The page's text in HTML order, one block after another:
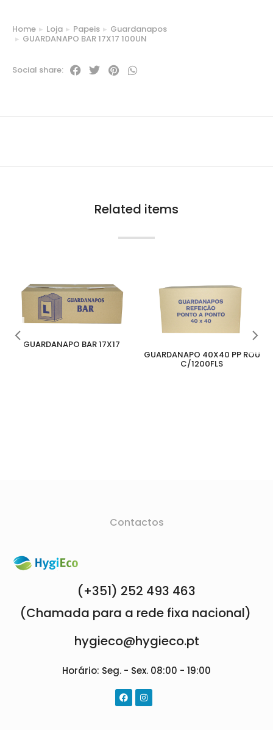
You are here:
Home Loja Papeis
Guardanapos
GUARDANAPO BAR 17X17 100UN
Social share:
Related items
GUARDANAPO BAR 17X17
GUARDANAPO 40X40 PP ROU
C/1200FLS
Contactos
(+351) 252 493 463
(Chamada para a rede fixa nacional)
hygieco@hygieco.pt
Horário: Seg. - Sex. 08:00 - 19:00